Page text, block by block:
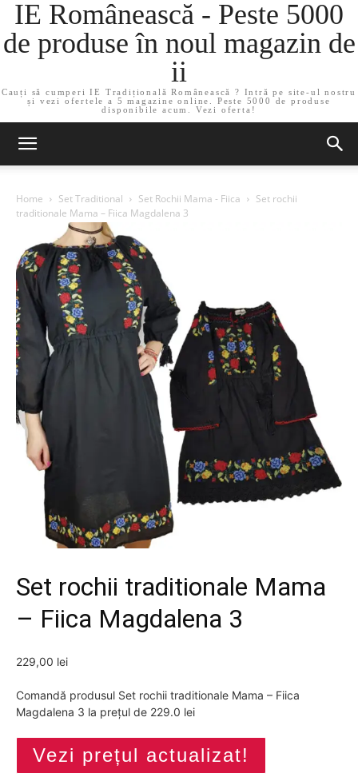
IE Românească - Peste 5000
de produse în noul magazin de
ii
Cauți să cumperi IE Tradițională Românească ? Intră pe site-ul nostru
și vezi ofertele a 5 magazine online. Peste 5000 de produse
disponibile acum. Vezi oferta!
Home Set Traditional Set Rochii Mama - Fiica
Set rochii
traditionale Mama – Fiica Magdalena 3
Set rochii traditionale Mama
– Fiica Magdalena 3
229,00 lei
Comandă produsul Set rochii traditionale Mama – Fiica
Magdalena 3 la prețul de 229.0 lei
Vezi prețul actualizat!